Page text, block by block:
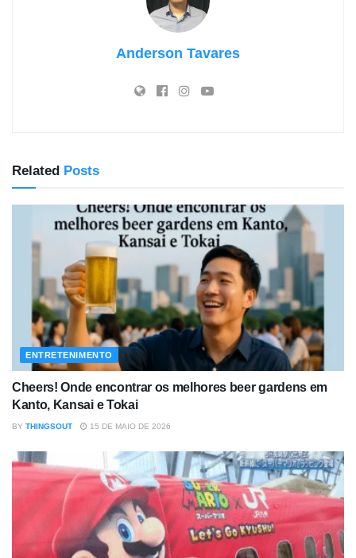
Anderson Tavares
Related Posts
ENTRETENIMENTO
Cheers! Onde encontrar os melhores beer gardens em
Kanto, Kansai e Tokai
BY THINGSOUT 15 DE MAIO DE 2026